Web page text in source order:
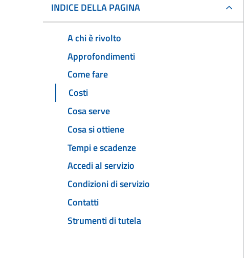
INDICE DELLA PAGINA
A chi è rivolto
Approfondimenti
Come fare
Costi
Cosa serve
Cosa si ottiene
Tempi e scadenze
Accedi al servizio
Condizioni di servizio
Contatti
Strumenti di tutela